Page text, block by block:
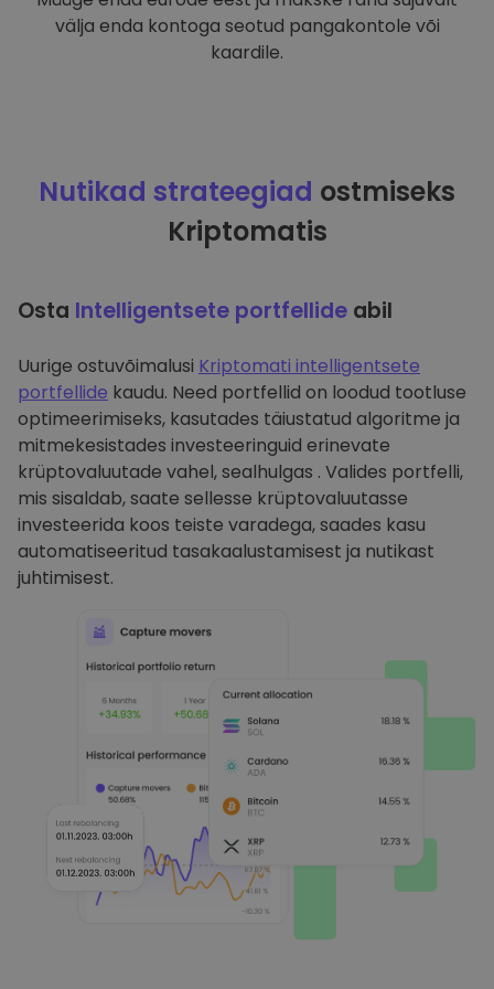
välja enda kontoga seotud pangakontole või
kaardile.
Nutikad strateegiad ostmiseks
Kriptomatis
Osta Intelligentsete portfellide abil
Uurige ostuvõimalusi Kriptomati intelligentsete
portfellide kaudu. Need portfellid on loodud tootluse
optimeerimiseks, kasutades täiustatud algoritme ja
mitmekesistades investeeringuid erinevate
krüptovaluutade vahel, sealhulgas . Valides portfelli,
mis sisaldab, saate sellesse krüptovaluutasse
investeerida koos teiste varadega, saades kasu
automatiseeritud tasakaalustamisest ja nutikast
juhtimisest.